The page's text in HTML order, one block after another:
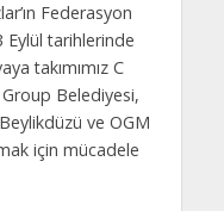
Federasyon
Eylül tarihlerinde
takımımız C
Belediyesi,
ve OGM
için mücadele